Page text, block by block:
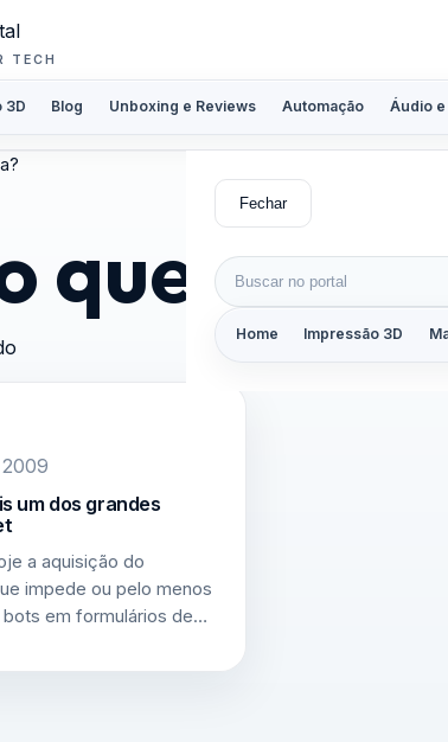
TECH
3D Blog Unboxing e Reviews Automação Áudio
Fechar
Buscar por:
Home Impressão 3D
que é
um dos grandes
a aquisição do
impede ou pelo menos
em formulários de…